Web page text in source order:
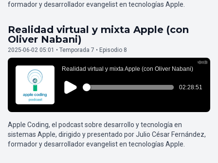
formador y desarrollador evangelist en tecnologías Apple.
Realidad virtual y mixta Apple (con
Oliver Nabani)
2025-06-02 05:01 • Temporada 7 • Episodio 8
Apple Coding, el podcast sobre desarrollo y tecnología en
sistemas Apple, dirigido y presentado por Julio César Fernández,
formador y desarrollador evangelist en tecnologías Apple.